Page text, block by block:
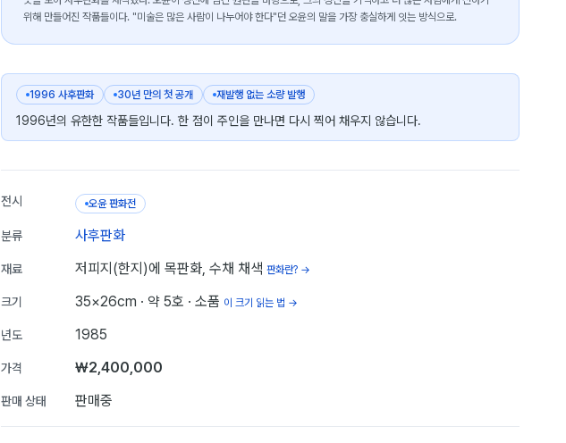
위해 만들어진 작품들이다. "미술은 많은 사람이 나누어야 한다"던 오윤의 말을 가장 충실하게 잇는 방식으로.
1996 사후판화 30년 만의 첫 공개 재발행 없는 소량 발행
1996년의 유한한 작품들입니다. 한 점이 주인을 만나면 다시 찍어 채우지 않습니다.
전시 오윤 판화전
분류 사후판화
재료 저피지(한지)에 목판화, 수채 채색 판화란? →
크기 35×26cm · 약 5호 · 소품 이 크기 읽는 법 →
년도 1985
가격 ₩2,400,000
판매 상태 판매중